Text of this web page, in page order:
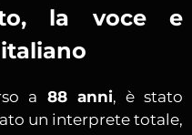
la voce e
a 88 anni, è stato
un interprete totale,